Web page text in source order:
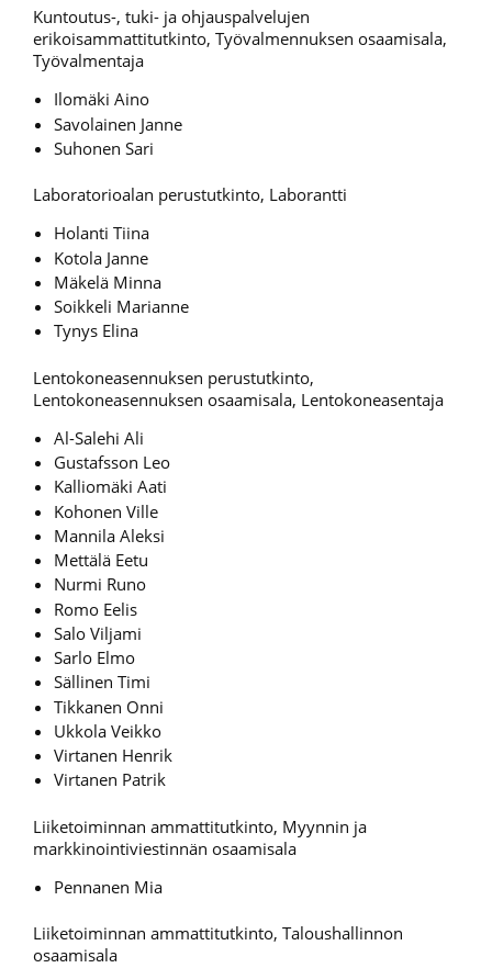
Kuntoutus-, tuki- ja ohjauspalvelujen
erikoisammattitutkinto, Työvalmennuksen osaamisala,
Työvalmentaja
Ilomäki Aino
Savolainen Janne
Suhonen Sari
Laboratorioalan perustutkinto, Laborantti
Holanti Tiina
Kotola Janne
Mäkelä Minna
Soikkeli Marianne
Tynys Elina
Lentokoneasennuksen perustutkinto,
Lentokoneasennuksen osaamisala, Lentokoneasentaja
Al-Salehi Ali
Gustafsson Leo
Kalliomäki Aati
Kohonen Ville
Mannila Aleksi
Mettälä Eetu
Nurmi Runo
Romo Eelis
Salo Viljami
Sarlo Elmo
Sällinen Timi
Tikkanen Onni
Ukkola Veikko
Virtanen Henrik
Virtanen Patrik
Liiketoiminnan ammattitutkinto, Myynnin ja
markkinointiviestinnän osaamisala
Pennanen Mia
Liiketoiminnan ammattitutkinto, Taloushallinnon
osaamisala